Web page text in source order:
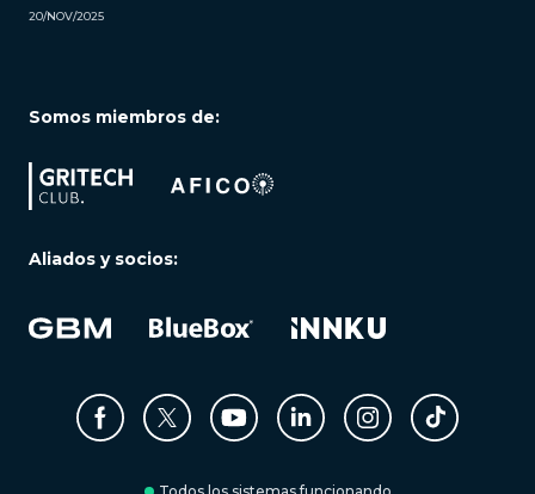
20/NOV/2025
Somos miembros de:
Aliados y socios: